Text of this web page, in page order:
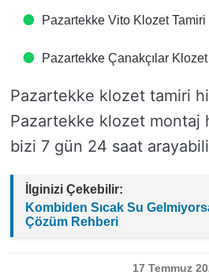
Pazartekke Vito Klozet Tamiri
Pazartekke Çanakçılar
Pazartekke klozet tamiri
Pazartekke klozet montaj
bizi 7 gün 24 saat
İlginizi Çekebilir:
Kombiden Sıcak Su
Çözüm Rehberi
17 Temmuz